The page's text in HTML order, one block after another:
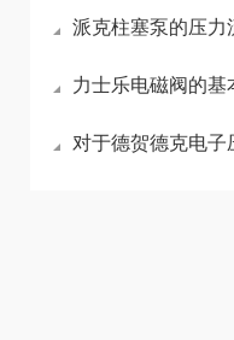
派克柱塞泵的压力流
力士乐电磁阀的基
对于德贺德克电子压力